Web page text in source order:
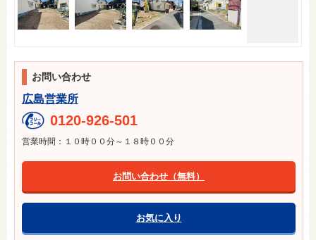
お問い合わせ
広島営業所
0120-926-501
営業時間：１０時００分～１８時００分
お問い合わせ（無料）
お気に入り